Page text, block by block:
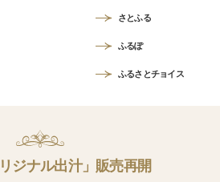
さとふる
ふるぽ
ふるさとチョイス
ジナル出汁」販売再開